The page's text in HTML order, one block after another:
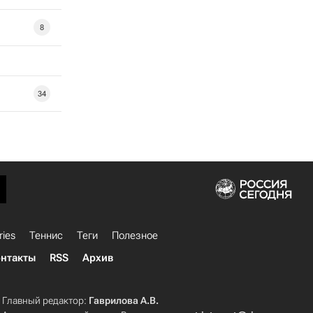
8
34
Теннис Теги
Полезное
RSS Архив
Главный редактор: Гаврилова А.В.